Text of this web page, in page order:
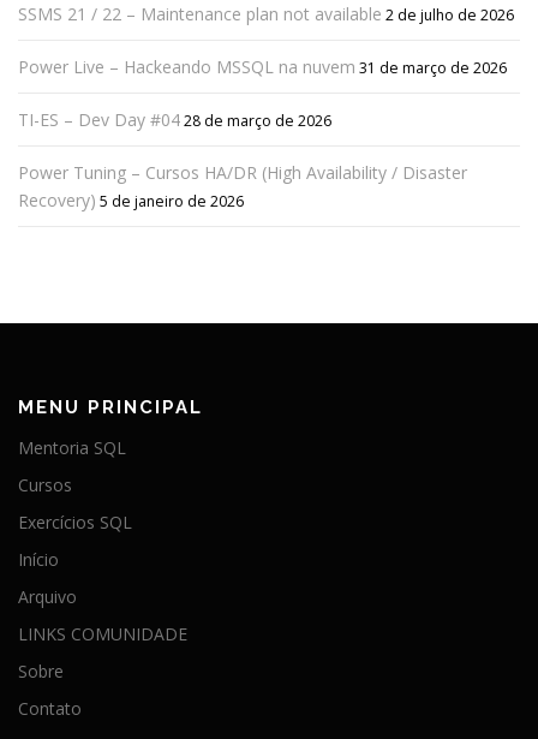
SSMS 21 / 22 – Maintenance plan not available 2 de julho de 2026
Power Live – Hackeando MSSQL na nuvem 31 de março de 2026
TI-ES – Dev Day #0428 de março de 2026
Power Tuning – Cursos HA/DR (High Availability / Disaster
Recovery) 5 de janeiro de 2026
MENU PRINCIPAL
Mentoria SQL
Cursos
Exercícios SQL
Início
Arquivo
LINKS COMUNIDADE
Sobre
Contato